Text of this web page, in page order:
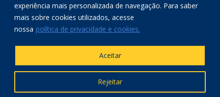
experiência mais personalizada de navegação. Para saber
mais sobre cookies utilizados, acesse
nossa política de privacidade e cookies.
Rejeitar
Aceitar